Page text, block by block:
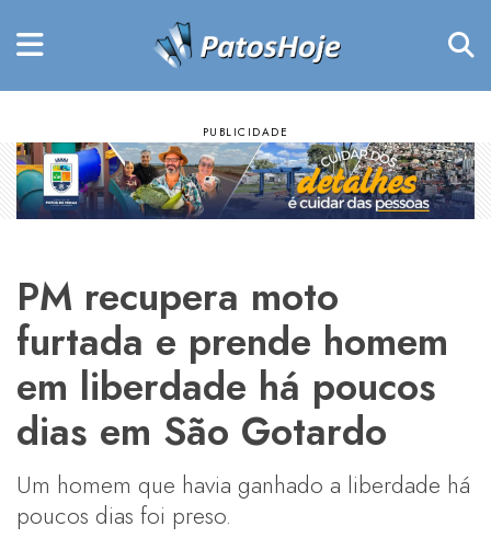
PM recupera moto
furtada e prende homem
em liberdade há poucos
dias em São Gotardo
Um homem que havia ganhado a liberdade há
poucos dias foi preso.